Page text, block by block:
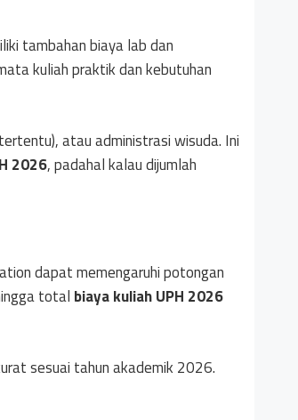
tambahan biaya lab dan
kuliah praktik dan kebutuhan
atau administrasi wisuda. Ini
2026, padahal kalau dijumlah
dapat memengaruhi potongan
total biaya kuliah UPH 2026
sesuai tahun akademik 2026.